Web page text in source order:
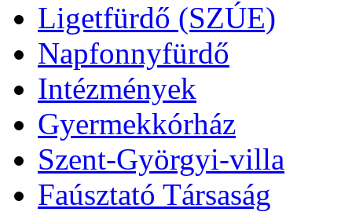
Ligetfürdő (SZÚE)
Napfonnyfürdő
Intézmények
Gyermekkórház
Szent-Györgyi-villa
Faúsztató Társaság